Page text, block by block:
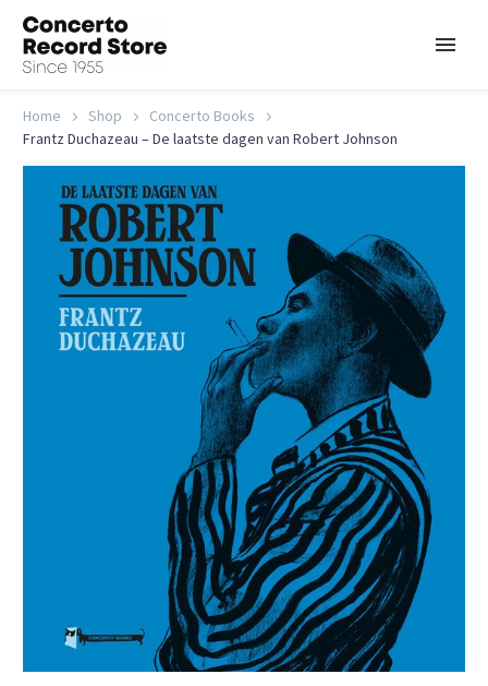
Home Shop
Concerto Books
Frantz Duchazeau – De laatste dagen van Robert Johnson